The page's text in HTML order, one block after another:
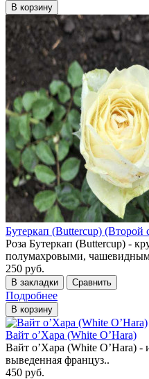
В корзину
Бутеркап (Buttercup) (Второй
Роза Бутеркап (Buttercup) -
полумахровыми,
250 руб.
В закладки Сравнить
Подробнее
В корзину
Вайт о’Хара (White O’Hara)
Вайт о’Хара (White O’Hara) -
выведенная француз..
450 руб.